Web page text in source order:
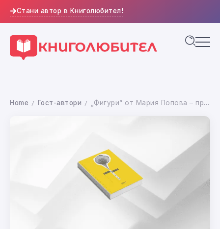
Стани автор в Книголюбител!
Home / Гост-автори / „Фигури“ от Мария Попова – пресечната точка на изкуството, науката и любовта